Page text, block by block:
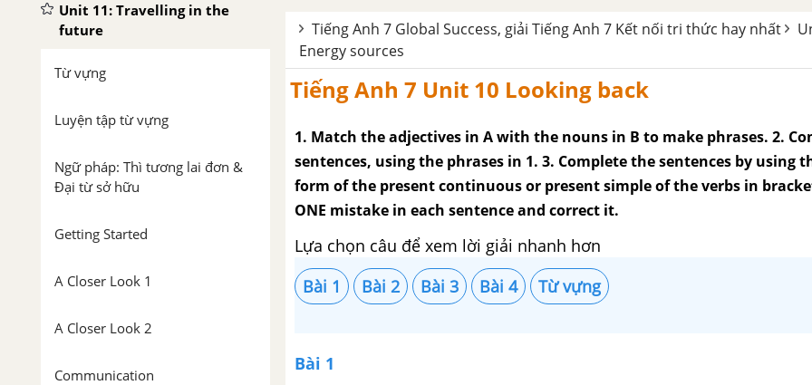
Unit 11: Travelling in the
future
Từ vựng
Luyện tập từ vựng
Ngữ pháp: Thì tương lai đơn &
Đại từ sở hữu
Getting Started
A Closer Look 1
A Closer Look 2
Communication
Tiếng Anh 7 Global Success, giải Tiếng Anh 7 Kết nối tri thức hay nhất
Energy sources
Tiếng Anh 7 Unit 10 Looking back
1. Match the adjectives in A with the nouns in B to make phrases. 2.
sentences, using the phrases in 1. 3. Complete the sentences by using
form of the present continuous or present simple of the verbs in
ONE mistake in each sentence and correct it.
Lựa chọn câu để xem lời giải nhanh hơn
Bài 1
Bài 2 Bài 3 Bài 4 Từ vựng
Bài 1